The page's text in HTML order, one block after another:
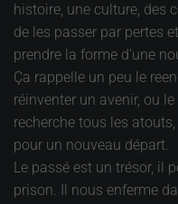
histoire, une culture, des
de les passer par pertes
prendre la forme d’une
Ça rappelle un peu le
réinventer un avenir, ou
recherche tous les
pour un nouveau départ.
Le passé est un trésor, il
prison. Il nous enferme